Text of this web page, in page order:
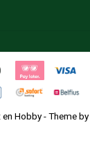
Hobby - Theme by